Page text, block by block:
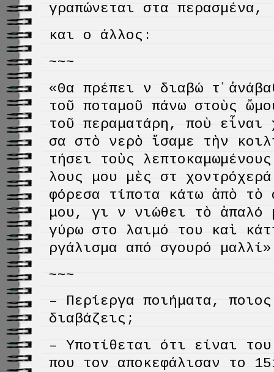
γραπώνεται στα περασμένα,
και ο άλλος:
~~~
«Θα πρέπει νὰ διαβώ
τοῦ ποταμοῦ πάνω στοὺς
τοῦ περαματάρη, ποὺ εἶναι
σα στὸ νερὸ ἴσαμε τὴν
τήσει τοὺς
λους μου μὲς στὰ
φόρεσα τίποτα κάτω ἀπὸ τὸ
μου, γιὰ νὰ νιώθει τὸ ἁπαλό
γύρω στο λαιμό του καὶ
ργάλισμα από σγουρό
~~~
– Περίεργα ποιήματα,
διαβάζεις;
– Υποτίθεται ότι είναι
που τον αποκεφάλισαν το